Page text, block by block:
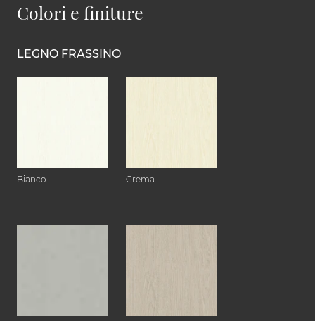
Colori e finiture
LEGNO FRASSINO
Bianco Crema